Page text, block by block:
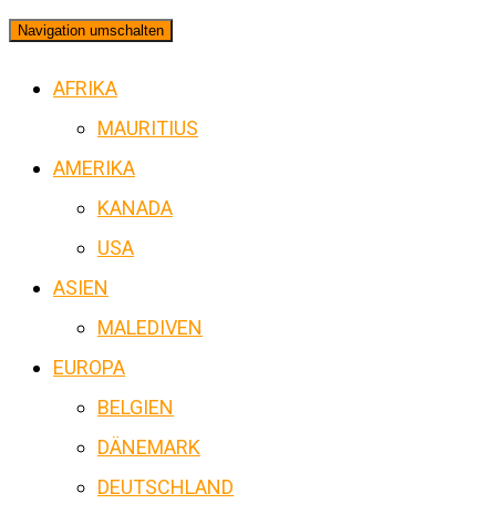
Navigation umschalten
AFRIKA
MAURITIUS
AMERIKA
KANADA
USA
ASIEN
MALEDIVEN
EUROPA
BELGIEN
DÄNEMARK
DEUTSCHLAND